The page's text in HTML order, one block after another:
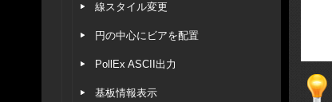
線スタイル変更
円の中心にビアを配置
PollEx ASCII出力
基板情報表示